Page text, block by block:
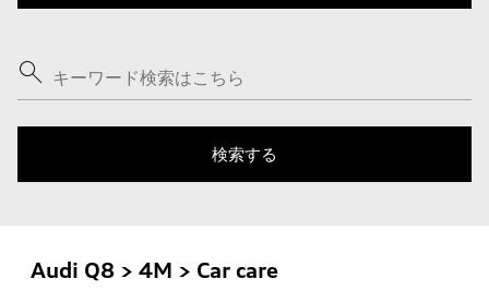
Audi Q8 > 4M > Car care